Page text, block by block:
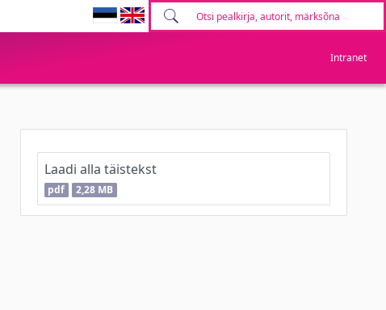
Intranet
Laadi alla täistekst
pdf 2,28 MB